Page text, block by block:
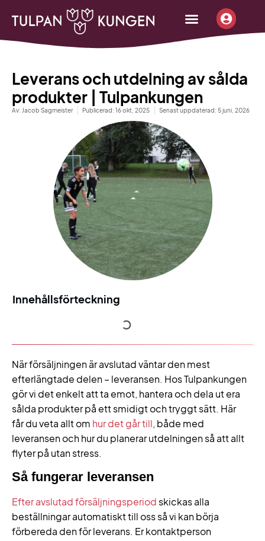
Leverans och utdelning av sålda
produkter | Tulpankungen
Av: Jacob Sagmeister Publicerad: 16 okt, 2025 Senast uppdaterad: 5 juni, 2026
Innehållsförteckning
När försäljningen är avslutad väntar den mest
efterlängtade delen – leveransen. Hos Tulpankungen
gör vi det enkelt att ta emot, hantera och dela ut era
sålda produkter på ett smidigt och tryggt sätt. Här
får du veta allt om hur det går till, både med
leveransen och hur du planerar utdelningen så att allt
flyter på utan stress.
Så fungerar leveransen
Efter avslutad försäljningsperiod skickas alla
beställningar automatiskt till oss så vi kan börja
förbereda den för leverans. Er kontaktperson